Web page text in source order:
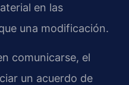
en las
una modificación.
comunicarse, el
un acuerdo de